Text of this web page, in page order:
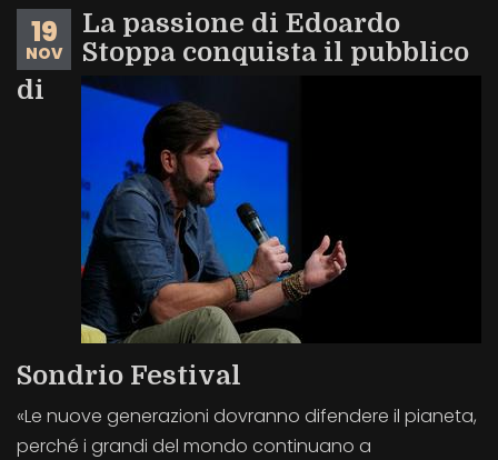
19
NOV
La passione di Edoardo
Stoppa conquista il pubblico
di
Sondrio Festival
«Le nuove generazioni dovranno difendere il pianeta,
perché i grandi del mondo continuano a